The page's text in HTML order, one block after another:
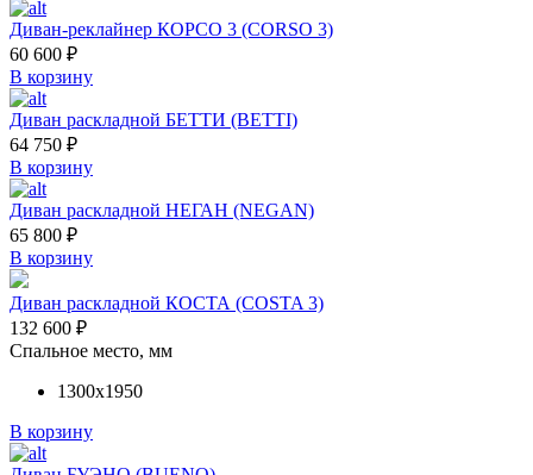
Диван-реклайнер КОРСО 3 (CORSO 3)
60 600 ₽
В корзину
Диван раскладной БЕТТИ (BETTI)
64 750 ₽
В корзину
Диван раскладной НЕГАН (NEGAN)
65 800 ₽
В корзину
Диван раскладной КОСТА (COSTA 3)
132 600 ₽
Спальное место, мм
1300х1950
В корзину